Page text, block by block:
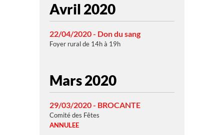
Avril 2020
22/04/2020 - Don du sang
Foyer rural de 14h à 19h
Mars 2020
29/03/2020 - BROCANTE
Comité des Fêtes
ANNULEE